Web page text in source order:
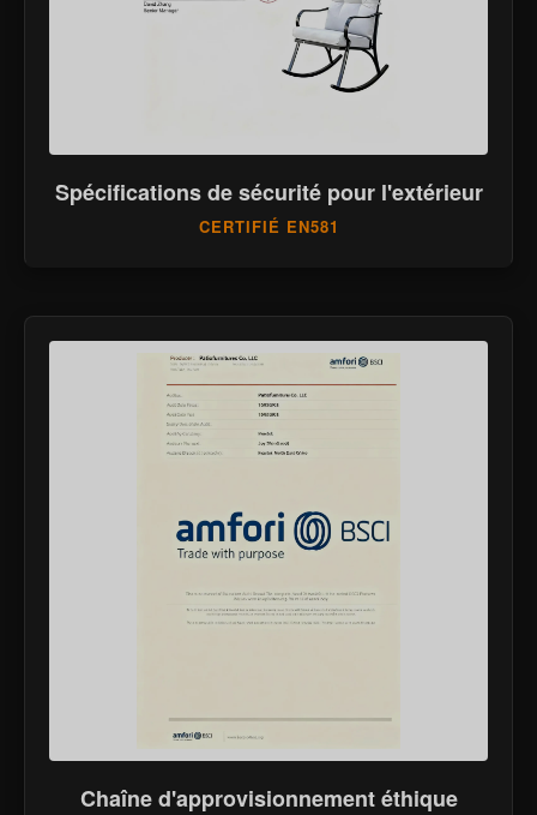
Spécifications de sécurité pour l'extérieur
CERTIFIÉ EN581
Chaîne d'approvisionnement éthique